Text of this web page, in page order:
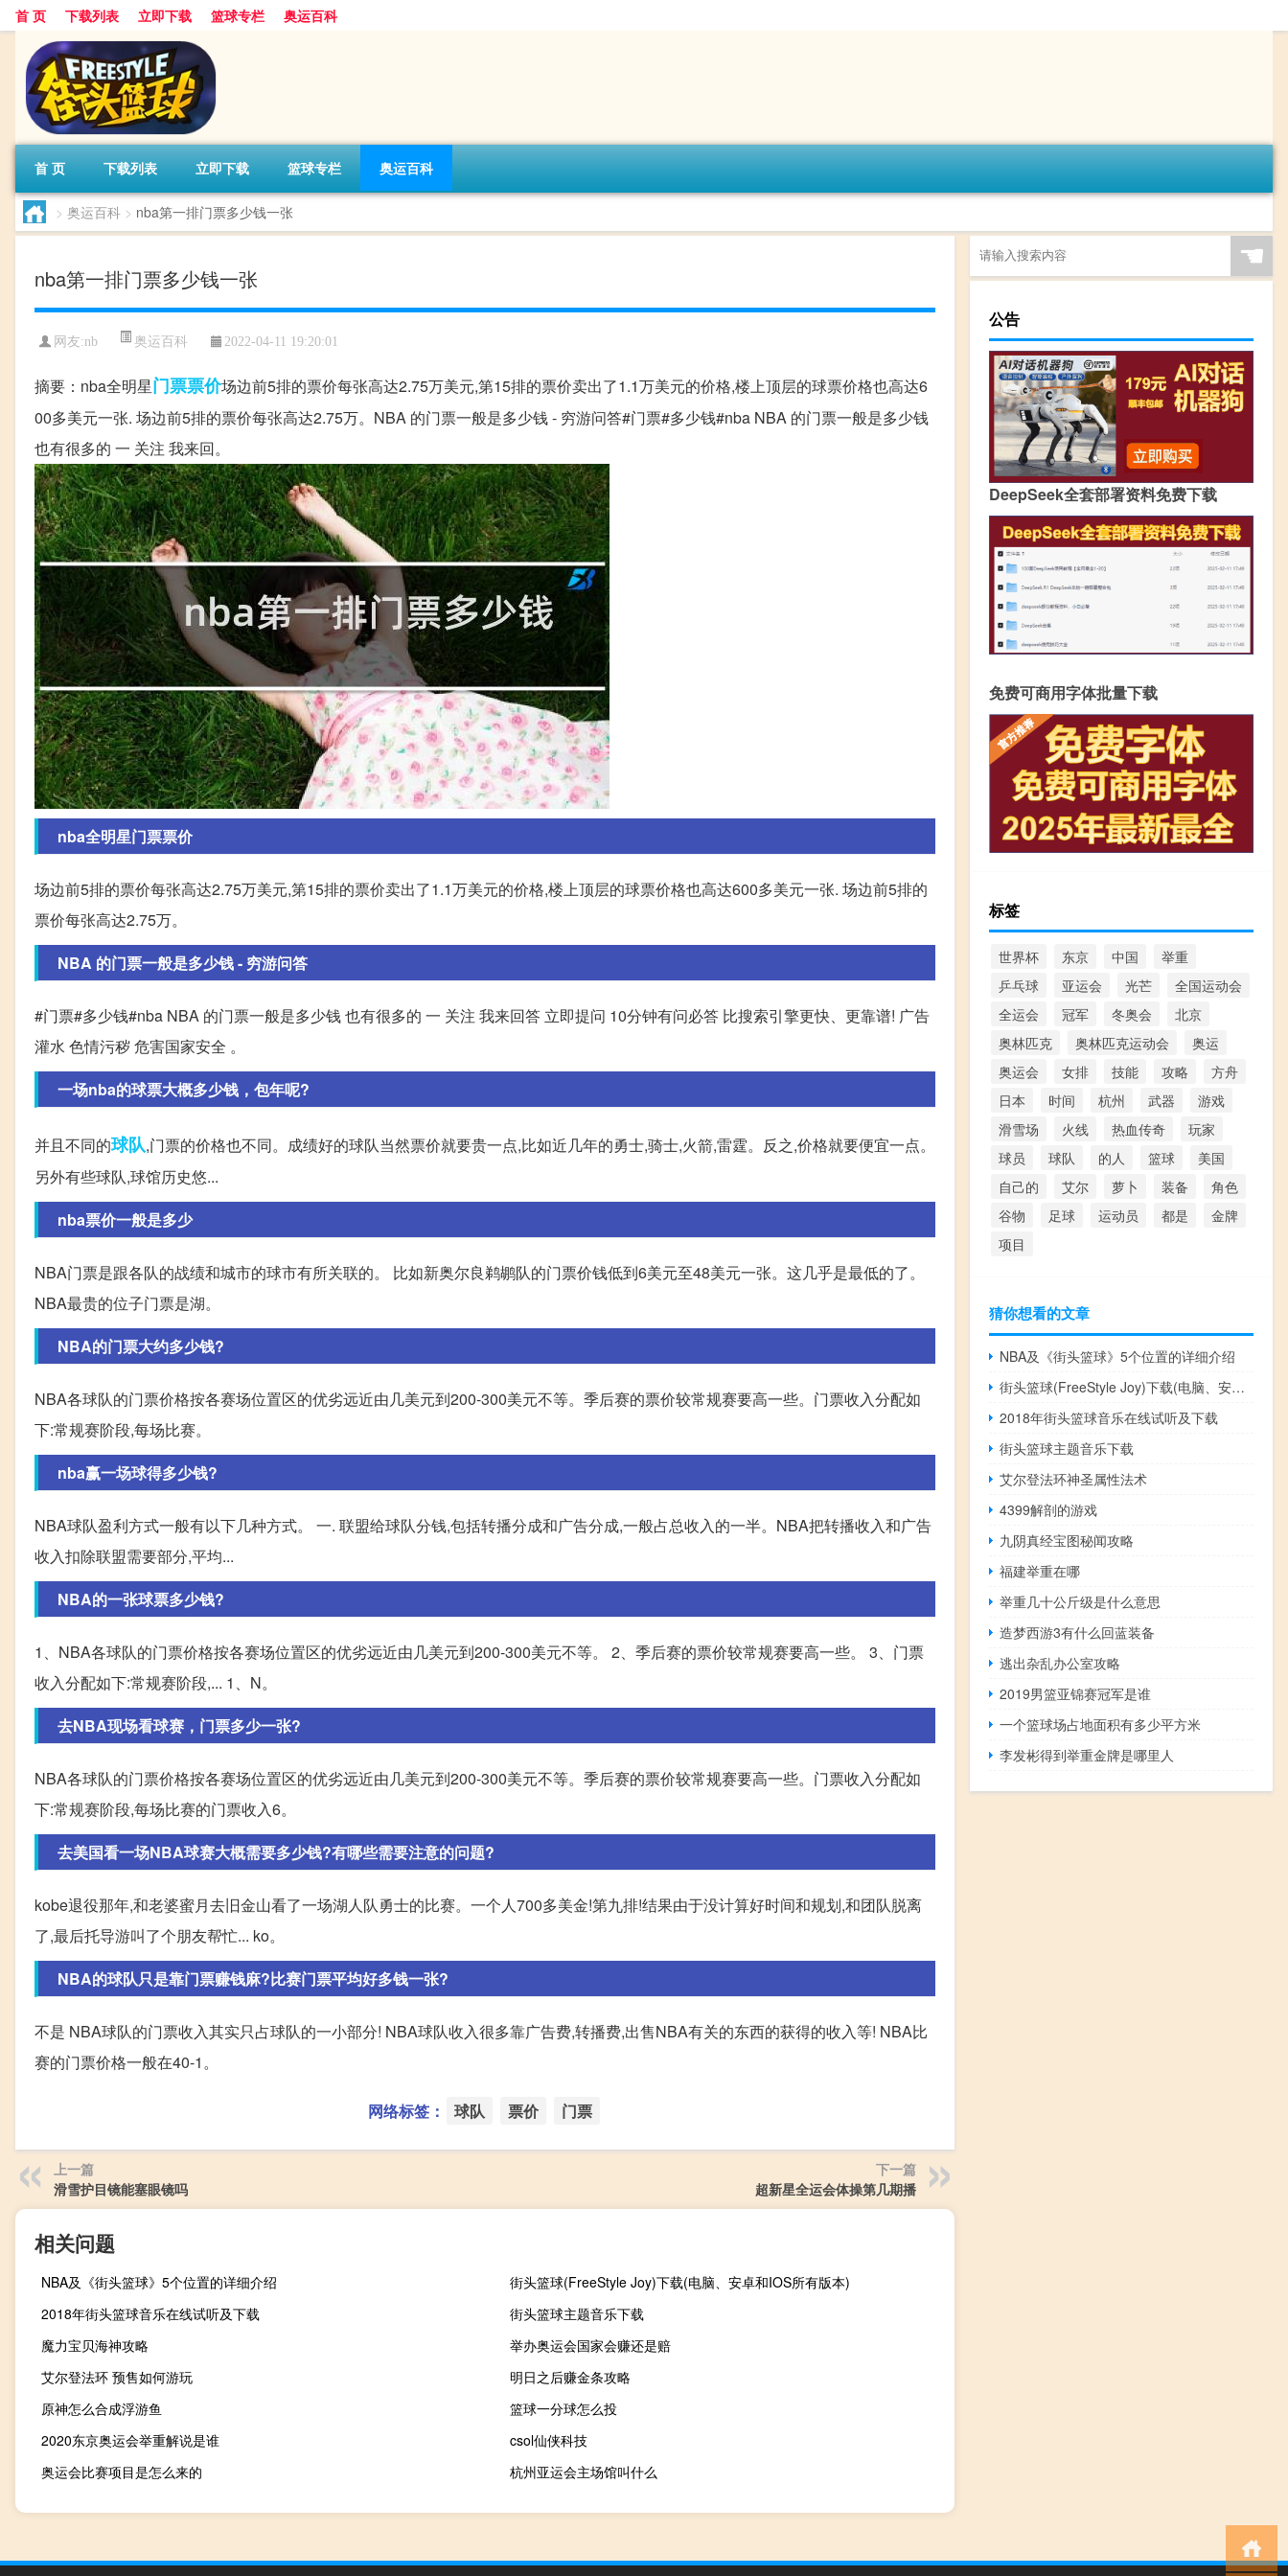
首 页 下载列表 立即下载 篮球专栏 奥运百科
首 页 下载列表 立即下载 篮球专栏 奥运百科
> 奥运百科 > nba第一排门票多少钱一张
nba第一排门票多少钱一张
网友:nb 奥运百科 2022-04-11 19:20:01
摘要：nba全明星门票票价场边前5排的票价每张高达2.75万美元,第15排的票价卖出了1.1万美元的价格,楼上顶层的球票价格也高达6
00多美元一张. 场边前5排的票价每张高达2.75万。NBA 的门票一般是多少钱 - 穷游问答#门票#多少钱#nba NBA 的门票一般是多少钱
也有很多的 一 关注 我来回。
nba全明星门票票价
场边前5排的票价每张高达2.75万美元,第15排的票价卖出了1.1万美元的价格,楼上顶层的球票价格也高达600多美元一张. 场边前5排的
票价每张高达2.75万。
NBA 的门票一般是多少钱 - 穷游问答
#门票#多少钱#nba NBA 的门票一般是多少钱 也有很多的 一 关注 我来回答 立即提问 10分钟有问必答 比搜索引擎更快、更靠谱! 广告
灌水 色情污秽 危害国家安全 。
一场nba的球票大概多少钱，包年呢?
并且不同的球队,门票的价格也不同。成绩好的球队当然票价就要贵一点,比如近几年的勇士,骑士,火箭,雷霆。反之,价格就要便宜一点。
另外有些球队,球馆历史悠...
nba票价一般是多少
NBA门票是跟各队的战绩和城市的球市有所关联的。 比如新奥尔良鹈鹕队的门票价钱低到6美元至48美元一张。这几乎是最低的了。
NBA最贵的位子门票是湖。
NBA的门票大约多少钱?
NBA各球队的门票价格按各赛场位置区的优劣远近由几美元到200-300美元不等。季后赛的票价较常规赛要高一些。门票收入分配如
下:常规赛阶段,每场比赛。
nba赢一场球得多少钱?
NBA球队盈利方式一般有以下几种方式。 一. 联盟给球队分钱,包括转播分成和广告分成,一般占总收入的一半。NBA把转播收入和广告
收入扣除联盟需要部分,平均...
NBA的一张球票多少钱?
1、NBA各球队的门票价格按各赛场位置区的优劣远近由几美元到200-300美元不等。 2、季后赛的票价较常规赛要高一些。 3、门票
收入分配如下:常规赛阶段,... 1、N。
去NBA现场看球赛，门票多少一张?
NBA各球队的门票价格按各赛场位置区的优劣远近由几美元到200-300美元不等。季后赛的票价较常规赛要高一些。门票收入分配如
下:常规赛阶段,每场比赛的门票收入6。
去美国看一场NBA球赛大概需要多少钱?有哪些需要注意的问题?
kobe退役那年,和老婆蜜月去旧金山看了一场湖人队勇士的比赛。一个人700多美金!第九排!结果由于没计算好时间和规划,和团队脱离
了,最后托导游叫了个朋友帮忙... ko。
NBA的球队只是靠门票赚钱麻?比赛门票平均好多钱一张?
不是 NBA球队的门票收入其实只占球队的一小部分! NBA球队收入很多靠广告费,转播费,出售NBA有关的东西的获得的收入等! NBA比
赛的门票价格一般在40-1。
网络标签： 球队 票价 门票
上一篇
滑雪护目镜能塞眼镜吗
下一篇
超新星全运会体操第几期播
相关问题
NBA及《街头篮球》5个位置的详细介绍
街头篮球(FreeStyle Joy)下载(电脑、安卓和IOS所有版本)
2018年街头篮球音乐在线试听及下载
街头篮球主题音乐下载
魔力宝贝海神攻略
举办奥运会国家会赚还是赔
艾尔登法环 预售如何游玩
明日之后赚金条攻略
原神怎么合成浮游鱼
篮球一分球怎么投
2020东京奥运会举重解说是谁
csol仙侠科技
奥运会比赛项目是怎么来的
杭州亚运会主场馆叫什么
☚
公告
DeepSeek全套部署资料免费下载
免费可商用字体批量下载
标签
世界杯 东京 中国
举重
乒乓球
亚运会 光芒
全国运动会
全运会
冠军 冬奥会
北京
奥林匹克
奥林匹克运动会
奥运
奥运会
女排 技能 攻略
方舟
日本
时间 杭州 武器
游戏
滑雪场
火线 热血传奇
玩家
球员
球队 的人 篮球
美国
自己的
艾尔 萝卜 装备
角色
谷物
足球 运动员 都是
金牌
项目
猜你想看的文章
NBA及《街头篮球》5个位置的详细介绍
街头篮球(FreeStyle Joy)下载(电脑、安卓和IOS所有版本)
2018年街头篮球音乐在线试听及下载
街头篮球主题音乐下载
艾尔登法环神圣属性法术
4399解剖的游戏
九阴真经宝图秘闻攻略
福建举重在哪
举重几十公斤级是什么意思
造梦西游3有什么回蓝装备
逃出杂乱办公室攻略
2019男篮亚锦赛冠军是谁
一个篮球场占地面积有多少平方米
李发彬得到举重金牌是哪里人